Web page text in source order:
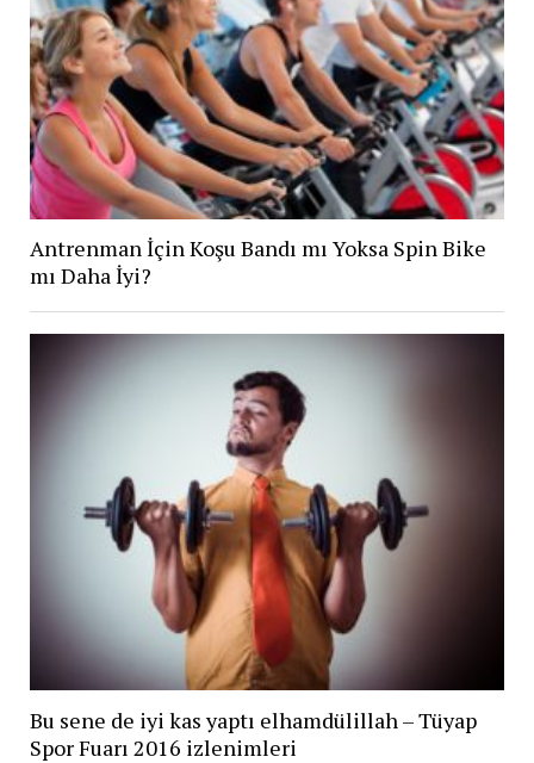
Antrenman İçin Koşu Bandı mı Yoksa Spin Bike
mı Daha İyi?
Bu sene de iyi kas yaptı elhamdülillah – Tüyap
Spor Fuarı 2016 izlenimleri